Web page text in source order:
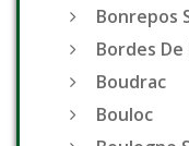
Bonrepos
Bordes
Boudrac
Bouloc